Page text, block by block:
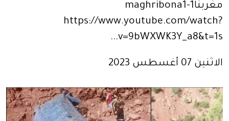
مغربنا1-maghribona1
https://www.youtube.com/watch?
v=9bWXWK3Y_a8&t=1s...
الاثنين 07 أغسطس 2023